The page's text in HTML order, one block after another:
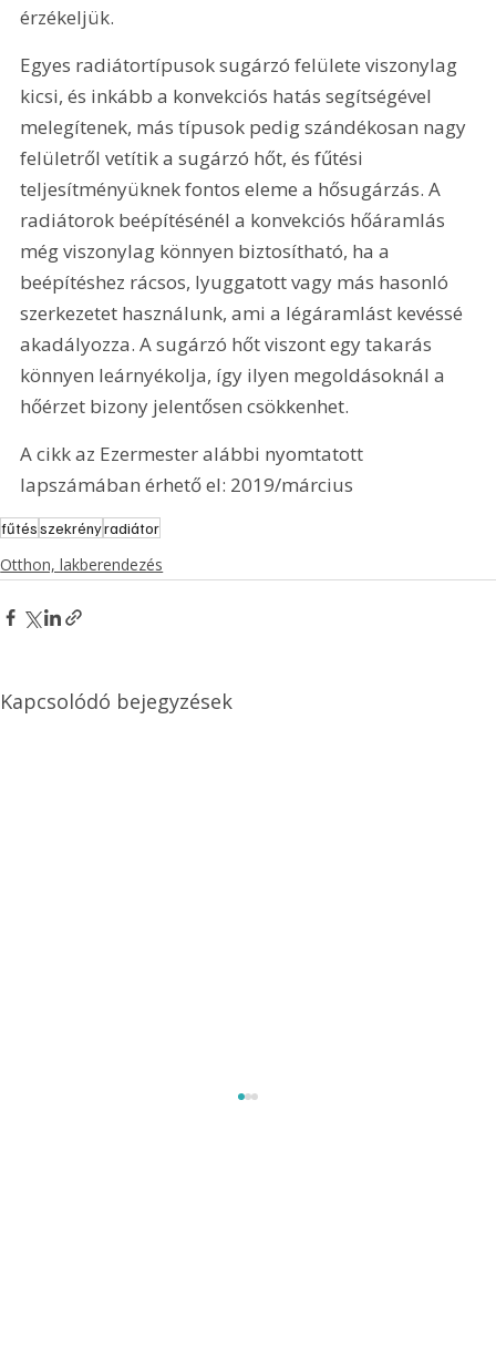
érzékeljük.
Egyes radiátortípusok sugárzó felülete viszonylag
kicsi, és inkább a konvekciós hatás segítségével
melegítenek, más típusok pedig szándékosan nagy
felületről vetítik a sugárzó hőt, és fűtési
teljesítményüknek fontos eleme a hősugárzás. A
radiátorok beépítésénél a konvekciós hőáramlás
még viszonylag könnyen biztosítható, ha a
beépítéshez rácsos, lyuggatott vagy más hasonló
szerkezetet használunk, ami a légáramlást kevéssé
akadályozza. A sugárzó hőt viszont egy takarás
könnyen leárnyékolja, így ilyen megoldásoknál a
hőérzet bizony jelentősen csökkenhet.
A cikk az Ezermester alábbi nyomtatott
lapszámában érhető el: 2019/március
fűtésszekrényradiátor
Otthon, lakberendezés
Kapcsolódó bejegyzések